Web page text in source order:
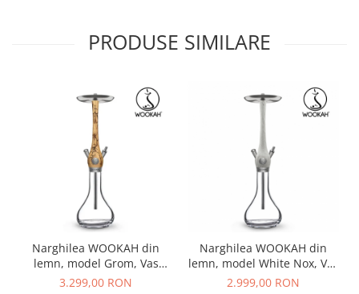
PRODUSE SIMILARE
Narghilea WOOKAH din
lemn, model Grom, Vas
transparent
3.299,00 RON
Narghilea WOOKAH din
lemn, model White Nox, Vas
transparent
2.999,00 RON